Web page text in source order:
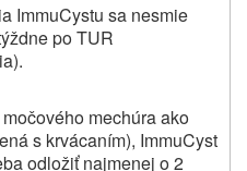
ImmuCystu sa nesmie
po TUR
mechúra ako
s krvácaním), ImmuCyst
odložiť najmenej o 2